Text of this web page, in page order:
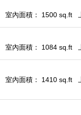
室內面積： 1500 sq.ft
室內面積： 1084 sq.ft
室內面積： 1410 sq.ft